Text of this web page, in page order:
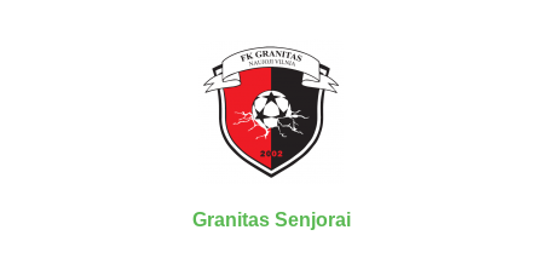
VRFS Futsal
Visi turnyrai
Senjorų ir
Granitas Senjorai